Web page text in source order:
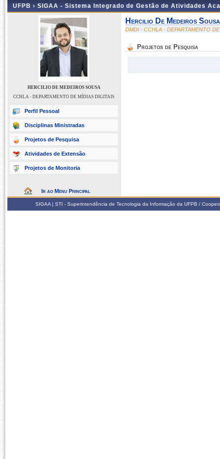
UFPB › SIGAA - Sistema Integrado de Gestão de Atividades
HERCILIO DE MEDEIROS SOUSA
CCHLA - DEPARTAMENTO DE MÍDIAS DIGITAIS
Perfil Pessoal
Disciplinas Ministradas
Projetos de Pesquisa
Atividades de Extensão
Projetos de Monitoria
Ir ao Menu Principal
Hercilio De Medeiros Sousa
DMDI - CCHLA - DEPARTAMENTO
Projetos de Pesquisa
SIGAA | STI - Superintendência de Tecnologia da Informação da UFPB /